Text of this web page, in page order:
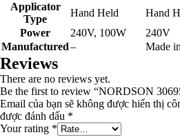
Applicator
Type
Hand Held
Hand
Power
240V, 100W
240V
Manufactured– Made
Reviews
There are no reviews yet.
Be the first to review “NORDSON
Email của bạn sẽ không được hiển thị
được đánh dấu *
Your rating *